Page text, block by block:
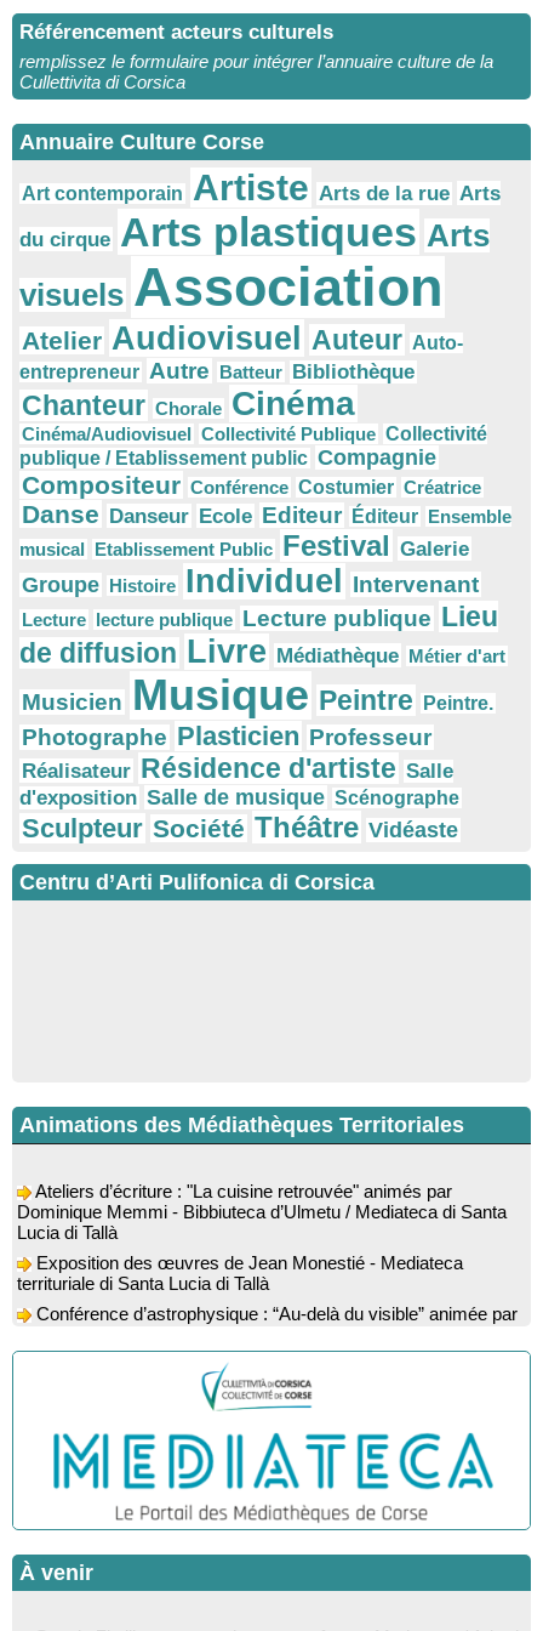
Référencement acteurs culturels
remplissez le formulaire pour intégrer l’annuaire culture de la
Cullettivita di Corsica
Annuaire Culture Corse
Art contemporain Artiste Arts de la rue Arts
du cirque Arts plastiques Arts
visuels Association
Atelier Audiovisuel Auteur Auto-
entrepreneur Autre Batteur Bibliothèque
Chanteur Chorale Cinéma
Cinéma/Audiovisuel Collectivité Publique Collectivité
publique / Etablissement public Compagnie
Compositeur Conférence Costumier Créatrice
Danse Danseur Ecole Editeur Éditeur Ensemble
musical Etablissement Public Festival Galerie
Groupe Histoire Individuel Intervenant
Lecture lecture publique Lecture publique Lieu
de diffusion Livre Médiathèque Métier d'art
Musicien Musique Peintre Peintre.
Photographe Plasticien Professeur
Réalisateur Résidence d'artiste Salle
d'exposition Salle de musique Scénographe
Sculpteur Société Théâtre Vidéaste
Centru d’Arti Pulifonica di Corsica
Animations des Médiathèques Territoriales
Dominique Memmi - Bibbiuteca d’Ulmetu / Mediateca di Santa
Lucia di Tallà
Exposition des œuvres de Jean Monestié - Mediateca
territuriale di Santa Lucia di Tallà
Conférence d’astrophysique : “Au-delà du visible” animée par
l’astrophysicien Paul Guerrini - Médiathèque - Pitretu è
Exposition des œuvres de Dominique Malberti Morin :
"Racines, peintures acryliques et aquarelles" - Mediateca
territuriale di Santa Lucia di Tallà
Animation : "Petits lecteurs" - Médiathèque - Pitretu è
Bicchisgià
Veillée de contes à la forêt enchantée "U Mondu ditu
mignuleddu" par la Caravane de Conteurs - Currà
patrimoine religieux, roman, thermal et littéraire - Spaziu Jean-
Marc Fiamma - A Sarra di Farru
À venir